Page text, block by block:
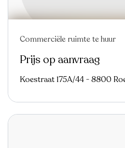
Commerciële ruimte te huur
Prijs op aanvraag
Koestraat 175A/44 - 8800